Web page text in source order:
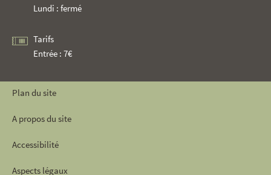
Lundi : fermé
Tarifs
Entrée : 7€
Plan du site
A propos du site
Accessibilité
Aspects légaux